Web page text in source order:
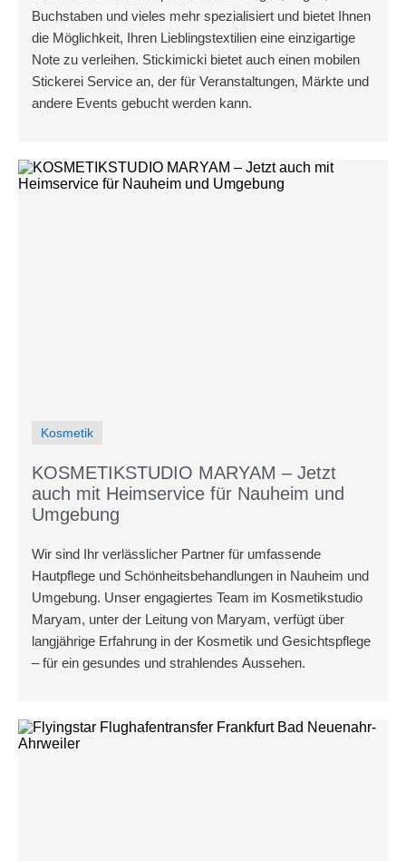
Buchstaben und vieles mehr spezialisiert und bietet Ihnen
die Möglichkeit, Ihren Lieblingstextilien eine einzigartige
Note zu verleihen. Stickimicki bietet auch einen mobilen
Stickerei Service an, der für Veranstaltungen, Märkte und
andere Events gebucht werden kann.
Kosmetik
KOSMETIKSTUDIO MARYAM – Jetzt
auch mit Heimservice für Nauheim und
Umgebung
Wir sind Ihr verlässlicher Partner für umfassende
Hautpflege und Schönheitsbehandlungen in Nauheim und
Umgebung. Unser engagiertes Team im Kosmetikstudio
Maryam, unter der Leitung von Maryam, verfügt über
langjährige Erfahrung in der Kosmetik und Gesichtspflege
– für ein gesundes und strahlendes Aussehen.